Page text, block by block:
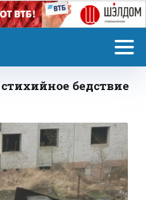
бедствие